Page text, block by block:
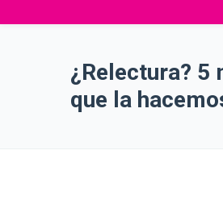
¿Relectura? 5
que la